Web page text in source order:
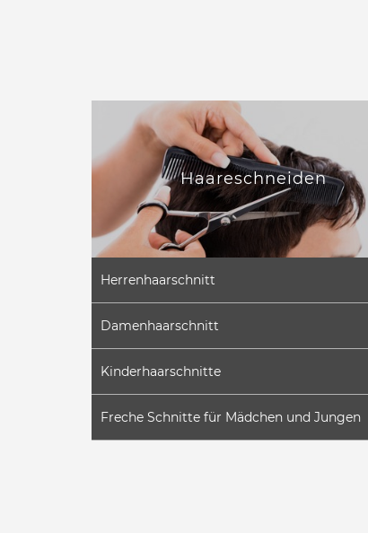
Haareschneiden
Herrenhaarschnitt
Damenhaarschnitt
Kinderhaarschnitte
Freche Schnitte für Mädchen und Jungen